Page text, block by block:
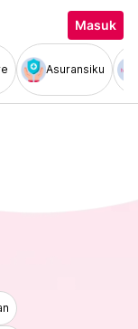
Masuk
Asuransiku